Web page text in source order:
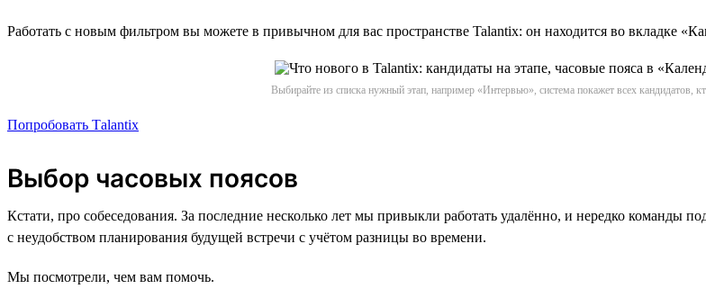
Работать с новым фильтром вы можете в привычном для вас пространстве Talantix: он находится во вкладке
Выбирайте из списка нужный этап, например «Интервью», система покажет всех кандидатов,
Попробовать Tаlаntix
Выбор часовых поясов
Кстати, про собеседования. За последние несколько лет мы привыкли работать удалённо, и нередко команды
с неудобством планирования будущей встречи с учётом разницы во времени.
Мы посмотрели, чем вам помочь.